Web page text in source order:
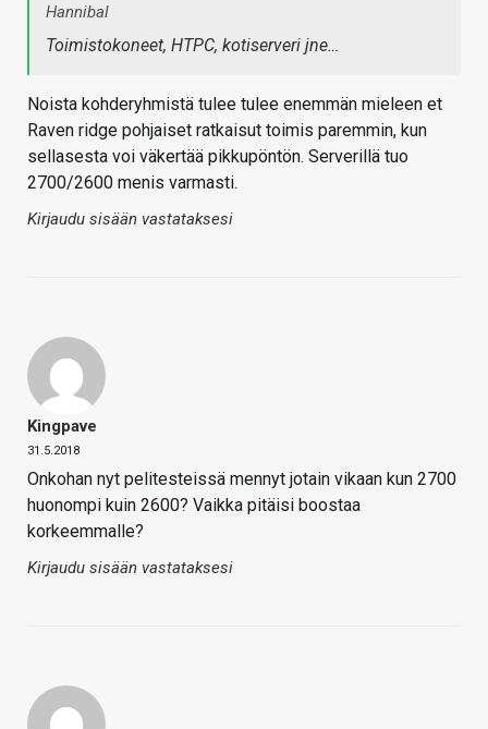
Hannibal
Toimistokoneet, HTPC, kotiserveri jne…
Noista kohderyhmistä tulee tulee enemmän mieleen et
Raven ridge pohjaiset ratkaisut toimis paremmin, kun
sellasesta voi väkertää pikkupöntön. Serverillä tuo
2700/2600 menis varmasti.
Kirjaudu sisään vastataksesi
Kingpave
31.5.2018
Onkohan nyt pelitesteissä mennyt jotain vikaan kun 2700
huonompi kuin 2600? Vaikka pitäisi boostaa
korkeemmalle?
Kirjaudu sisään vastataksesi